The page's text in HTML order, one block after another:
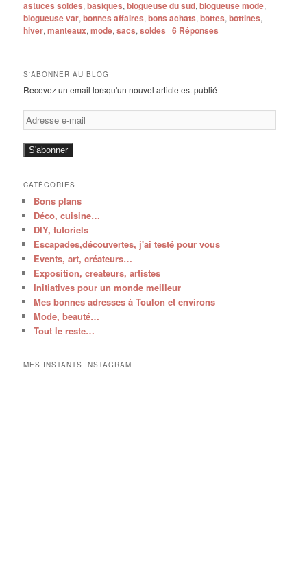
astuces soldes,basiques,blogueuse du sud,blogueuse mode,
blogueuse var,bonnes affaires,bons achats,bottes,bottines,
hiver,manteaux,mode,sacs,soldes |6 Réponses
S'ABONNER AU BLOG
Recevez un email lorsqu'un nouvel article est publié
Adresse
e-
mail
S'abonner
CATÉGORIES
Bons plans
Déco, cuisine…
DIY, tutoriels
Escapades,découvertes, j'ai testé pour vous
Events, art, créateurs…
Exposition, createurs, artistes
Initiatives pour un monde meilleur
Mes bonnes adresses à Toulon et environs
Mode, beauté…
Tout le reste…
MES INSTANTS INSTAGRAM